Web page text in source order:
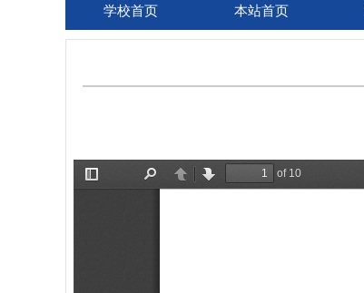
学校首页 本站首页